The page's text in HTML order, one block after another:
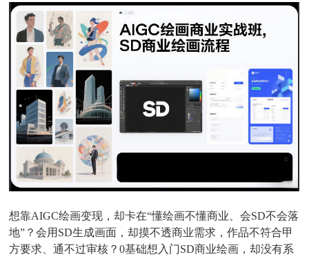
想靠AIGC绘画变现，却卡在“懂绘画不懂商业、会SD不会落
地”？会用SD生成画面，却摸不透商业需求，作品不符合甲
方要求、通不过审核？0基础想入门SD商业绘画，却没有系